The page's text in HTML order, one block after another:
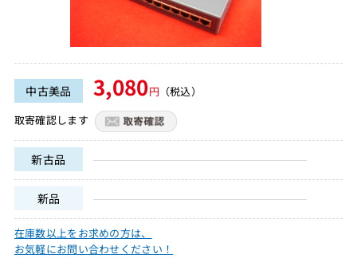
中古美品 3,080円 （税込）
取寄確認します
新古品
新品
在庫数以上をお求めの方は、
お気軽にお問い合わせください！